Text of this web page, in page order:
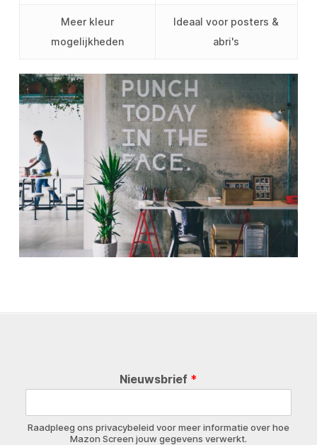
Meer kleur
mogelijkheden
Ideaal voor posters &
abri's
Nieuwsbrief *
Raadpleeg ons privacybeleid voor meer informatie over hoe
Mazon Screen jouw gegevens verwerkt.